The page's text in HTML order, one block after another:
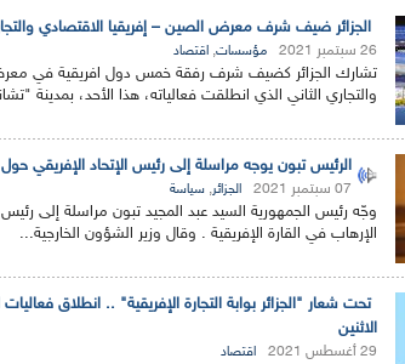
الجزائر ضيف شرف معرض الصين – إفريقيا الاقتصادي
26 سبتمبر 2021 مؤسسات, اقتصاد
تشارك الجزائر كضيف شرف رفقة خمس دول افريقية في
والتجاري الثاني الذي انطلقت فعالياته، هذا الأحد، بمدينة
الرئيس تبون يوجه مراسلة إلى رئيس الإتحاد الإفريقي
07 سبتمبر 2021 الجزائر, سياسة
وجّه رئيس الجمهورية السيد عبد المجيد تبون مراسلة إلى
الإرهاب في القارة الإفريقية . وقال وزير الشؤون الخارجية...
الاثنين
29 أغسطس 2021 اقتصاد